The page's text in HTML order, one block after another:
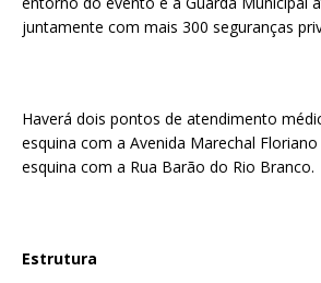
juntamente com mais 300 seguranças
Haverá dois pontos de atendimento
esquina com a Avenida Marechal
esquina com a Rua Barão do Rio Branco.
Estrutura